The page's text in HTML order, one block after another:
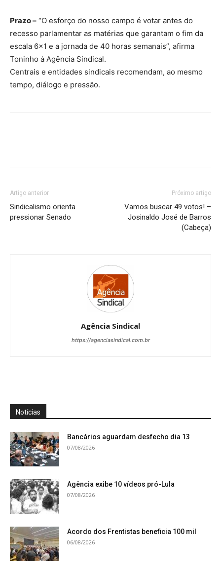
Prazo – “O esforço do nosso campo é votar antes do
recesso parlamentar as matérias que garantam o fim da
escala 6×1 e a jornada de 40 horas semanais”, afirma
Toninho à Agência Sindical.
Centrais e entidades sindicais recomendam, ao mesmo
tempo, diálogo e pressão.
Artigo anterior
Sindicalismo orienta
pressionar Senado
Próximo artigo
Vamos buscar 49 votos! –
Josinaldo José de Barros
(Cabeça)
Agência Sindical
https://agenciasindical.com.br
Notícias
Bancários aguardam desfecho dia 13
07/08/2026
Agência exibe 10 vídeos pró-Lula
07/08/2026
Acordo dos Frentistas beneficia 100 mil
06/08/2026